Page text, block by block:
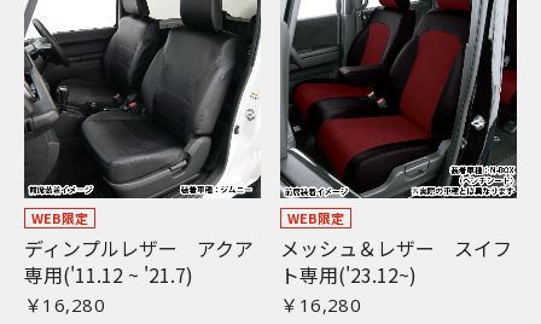
WEB限定
ディンプルレザー アクア
専用('11.12 ~ '21.7)
￥16,280
WEB限定
メッシュ＆レザー スイフ
ト専用('23.12~)
￥16,280